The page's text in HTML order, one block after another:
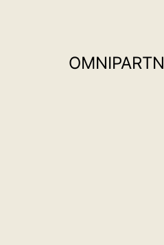
содержимому